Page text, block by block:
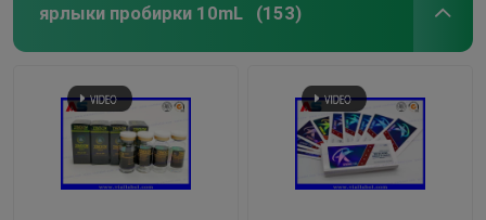
ярлыки пробирки 10mL (153)